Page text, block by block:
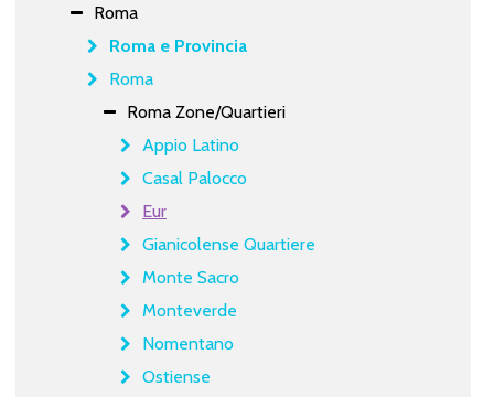
Roma
Roma e Provincia
Roma
Roma Zone/Quartieri
Appio Latino
Casal Palocco
Eur
Gianicolense Quartiere
Monte Sacro
Monteverde
Nomentano
Ostiense